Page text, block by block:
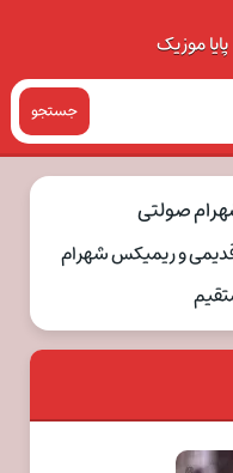
پایا موزیک
جستجو
صولتی
و ریمیکس شهرام